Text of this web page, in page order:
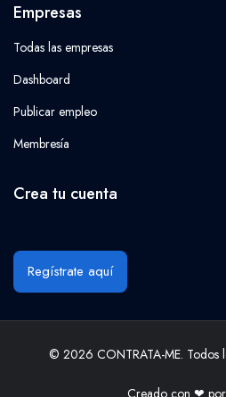
Empresas
Todas las empresas
Dashboard
Publicar empleo
Membresía
Crea tu cuenta
Regístrate aquí
© 2026 CONTRATA-ME. Todos